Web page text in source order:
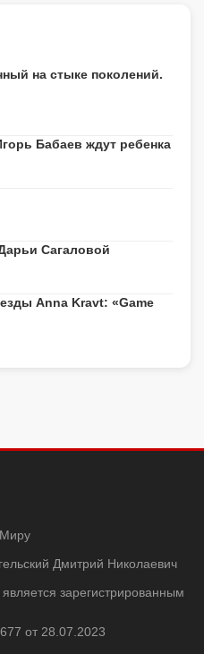
на стыке поколений.
Бабаев ждут ребенка
Сагаловой
Anna Kravt: «Game
Дмитрий Николаевич
зарегистрированным
от 28.07.2023